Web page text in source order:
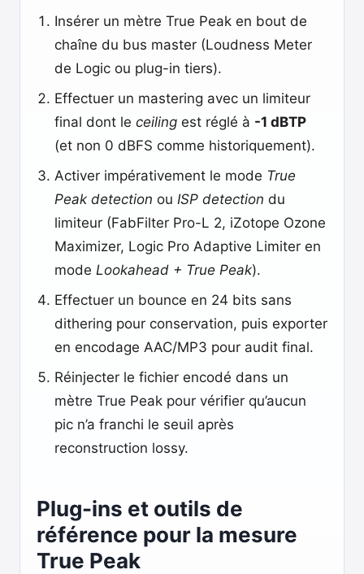
Insérer un mètre True Peak en bout de
chaîne du bus master (Loudness Meter
de Logic ou plug-in tiers).
Effectuer un mastering avec un limiteur
final dont le ceiling est réglé à -1 dBTP
(et non 0 dBFS comme historiquement).
Activer impérativement le mode True
Peak detection ou ISP detection du
limiteur (FabFilter Pro-L 2, iZotope Ozone
Maximizer, Logic Pro Adaptive Limiter en
mode Lookahead + True Peak).
Effectuer un bounce en 24 bits sans
dithering pour conservation, puis exporter
en encodage AAC/MP3 pour audit final.
Réinjecter le fichier encodé dans un
mètre True Peak pour vérifier qu’aucun
pic n’a franchi le seuil après
reconstruction lossy.
Plug-ins et outils de
référence pour la mesure
True Peak